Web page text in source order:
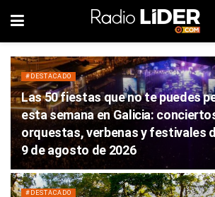
#DESTACADO
Las 50 fiestas que no te puedes
esta semana en Galicia:
orquestas, verbenas y festivales
9 de agosto de 2026
#DESTACADO